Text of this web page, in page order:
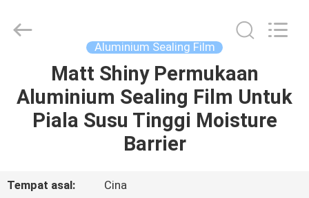
RUMAH
PRODUK
pemasok.
Copyright
heatsealfoillids.com.
Rights
Aluminium Sealing Film
Matt Shiny Permukaan
Aluminium Sealing Film Untuk
Piala Susu Tinggi Moisture
Barrier
Tempat asal:
Cina